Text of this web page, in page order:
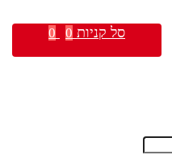
סל קניות 0
0